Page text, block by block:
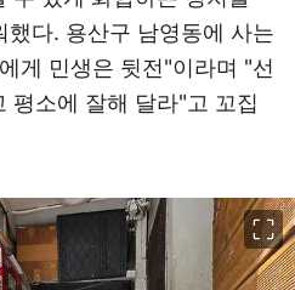
다. 용산구 남영동에 사는
게 민생은 뒷전"이라며 "선
평소에 잘해 달라"고 꼬집